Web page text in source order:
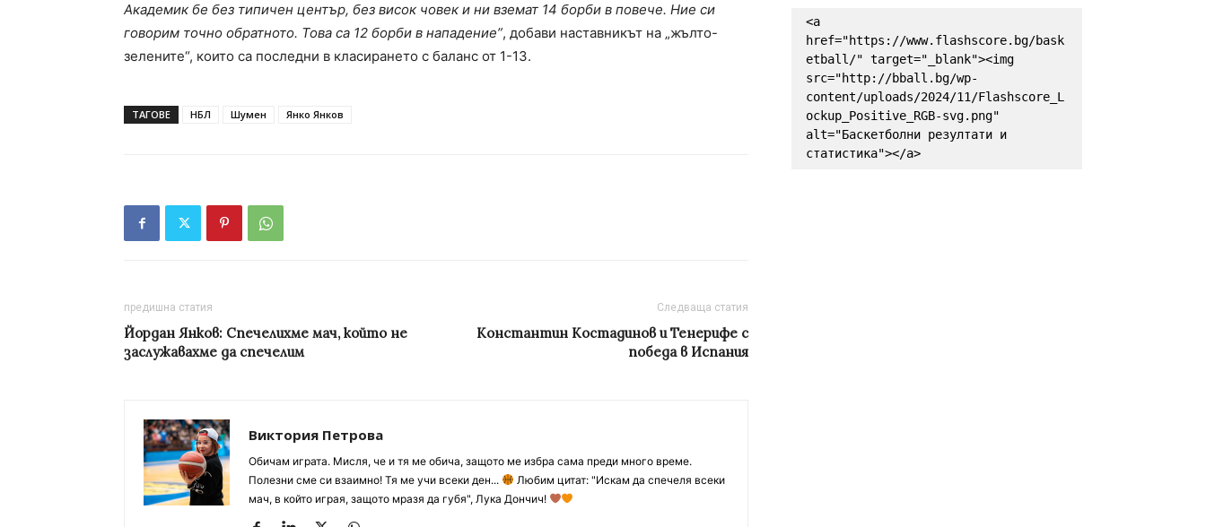
Академик бе без типичен център, без висок човек и ни вземат 14 борби в повече. Ние си
говорим точно обратното. Това са 12 борби в нападение”, добави наставникът на „жълто-
зелените“, които са последни в класирането с баланс от 1-13.
ТАГОВЕ НБЛ Шумен Янко Янков
предишна статия
Йордан Янков: Спечелихме мач, който не
заслужавахме да спечелим
Следваща статия
Константин Костадинов и Тенерифе с
победа в Испания
Виктория Петрова
Обичам играта. Мисля, че и тя ме обича, защото ме избра сама преди много време.
Полезни сме си взаимно! Тя ме учи всеки ден...
Любим цитат: "Искам да спечеля всеки
мач, в който играя, защото мразя да губя", Лука Дончич!
<a
href="https://www.flashscore.bg/bask
etball/" target="_blank"><img
src="http://bball.bg/wp-
content/uploads/2024/11/Flashscore_L
ockup_Positive_RGB-svg.png"
alt="Баскетболни резултати и
статистика"></a>